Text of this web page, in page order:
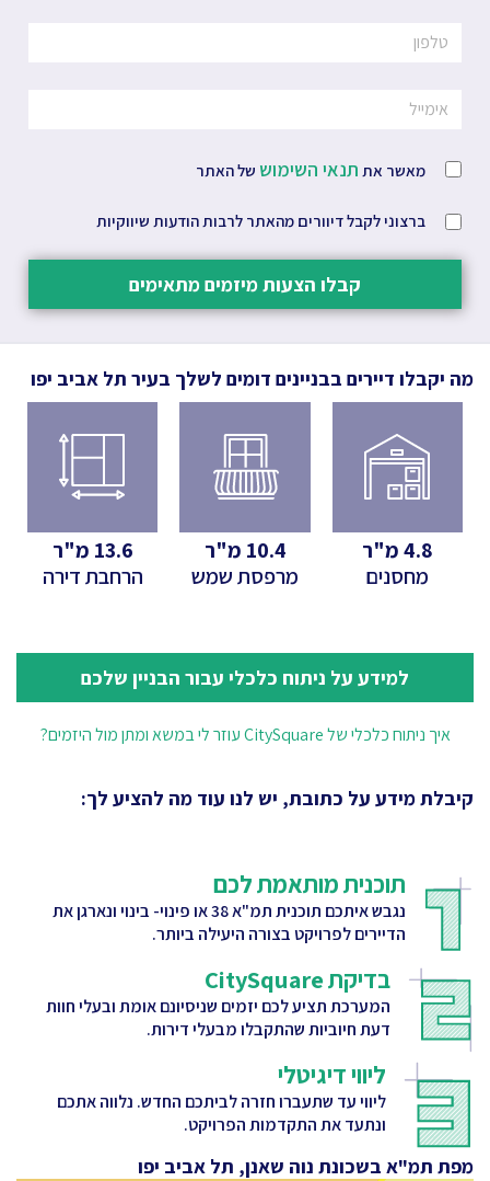
מאשר את תנאי השימוש של האתר
ברצוני לקבל דיוורים מהאתר לרבות הודעות שיווקיות
קבלו הצעות מיזמים מתאימים
מה יקבלו דיירים בבניינים דומים לשלך בעיר תל אביב יפו
4.8מ"ר
מחסנים
10.4 מ"ר
מרפסת שמש
13.6 מ"ר
הרחבת דירה
למידע על ניתוח כלכלי עבור הבניין שלכם
איך ניתוח כלכלי של CitySquare עוזר לי במשא ומתן מול היזמים?
קיבלת מידע על כתובת, יש לנו עוד מה להציע לך:
תוכנית מותאמת לכם
נגבש איתכם תוכנית תמ"א 38 או פינוי- בינוי ונארגן את
הדיירים לפרויקט בצורה היעילה ביותר.
בדיקת CitySquare
המערכת תציע לכם יזמים שניסיונם אומת ובעלי חוות
דעת חיוביות שהתקבלו מבעלי דירות.
ליווי דיגיטלי
ליווי עד שתעברו חזרה לביתכם החדש. נלווה אתכם
ונתעד את התקדמות הפרויקט.
מפת תמ"א בשכונת נוה שאנן, תל אביב יפו